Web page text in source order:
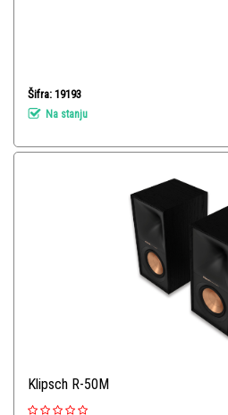
Šifra: 19193
Na stanju
Klipsch R-50M